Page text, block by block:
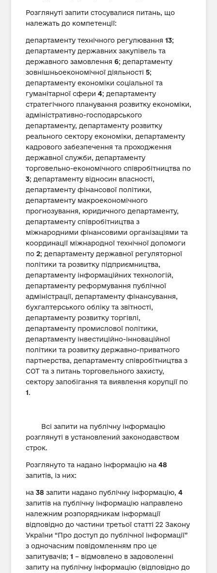
Розглянуті запити стосувалися питань, що
належать до компетенції:
департаменту технічного регулювання 13;
департаменту державних закупівель та
державного замовлення 6; департаменту
зовнішньоекономічної діяльності 5;
департаменту економіки соціальної та
гуманітарної сфери 4; департаменту
стратегічного планування розвитку економіки,
адміністративно-господарського
департаменту, департаменту розвитку
реального сектору економіки, департаменту
кадрового забезпечення та проходження
державної служби, департаменту
торговельно-економічного співробітництва по
3; департаменту відносин власності,
департаменту фінансової політики,
департаменту макроекономічного
прогнозування, юридичного департаменту,
департаменту співробітництва з
міжнародними фінансовими організаціями та
координації міжнародної технічної допомоги
по 2; департаменту державної регуляторної
політики та розвитку підприємництва,
департаменту інформаційних технологій,
департаменту реформування публічної
адміністрації, департаменту фінансування,
бухгалтерського обліку та звітності,
департаменту розвитку торгівлі,
департаменту промислової політики,
департаменту інвестиційно-інноваційної
політики та розвитку державно-приватного
партнерства, департаменту співробітництва з
СОТ та з питань торговельного захисту,
сектору запобігання та виявлення корупції по
1.
Всі запити на публічну інформацію
розглянуті в установлений законодавством
строк.
Розглянуто та надано інформацію на 48
запитів, із них:
на 38 запити надано публічну інформацію, 4
запитів на публічну інформацію направлено
належним розпорядникам інформації
відповідно до частини третьої статті 22 Закону
України “Про доступ до публічної інформації”
з одночасним повідомленням про це
запитувачів; 1 – відмовлено в задоволенні
запиту на публічну інформацію (відповідно до